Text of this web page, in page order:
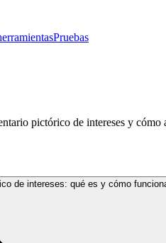
Pruebas
pictórico de intereses y
de intereses: qué es y cómo